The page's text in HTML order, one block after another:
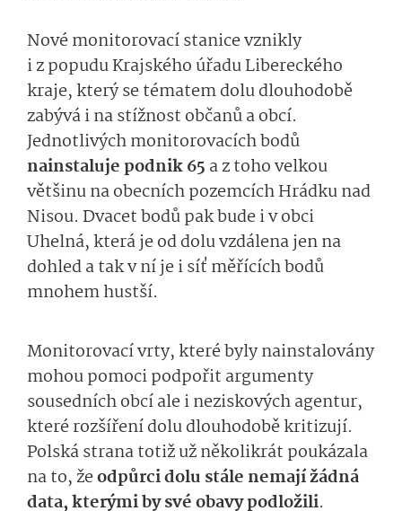
Nové monitorovací stanice vznikly
i z popudu Krajského úřadu Libereckého
kraje, který se tématem dolu dlouhodobě
zabývá i na stížnost občanů a obcí.
Jednotlivých monitorovacích bodů
nainstaluje podnik 65 a z toho velkou
většinu na obecních pozemcích Hrádku nad
Nisou. Dvacet bodů pak bude i v obci
Uhelná, která je od dolu vzdálena jen na
dohled a tak v ní je i síť měřících bodů
mnohem hustší.
Monitorovací vrty, které byly nainstalovány
mohou pomoci podpořit argumenty
sousedních obcí ale i neziskových agentur,
které rozšíření dolu dlouhodobě kritizují.
Polská strana totiž už několikrát poukázala
na to, žeodpůrci dolu stále nemají žádná
data, kterými by své obavy podložili.